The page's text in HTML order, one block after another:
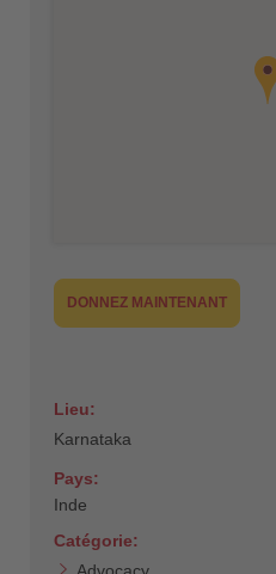
DONNEZ MAINTENANT
Lieu:
Karnataka
Pays:
Inde
Catégorie:
Advocacy